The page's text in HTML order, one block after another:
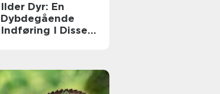
Ilder Dyr: En
Dybdegående
Indføring I Disse